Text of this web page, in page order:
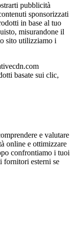
pubblicità
sponsorizzati
in base al tuo
misurandone il
sito utilizziamo i
basate sui clic,
e valutare
online e ottimizzare
confrontiamo i tuoi
fornitori esterni se